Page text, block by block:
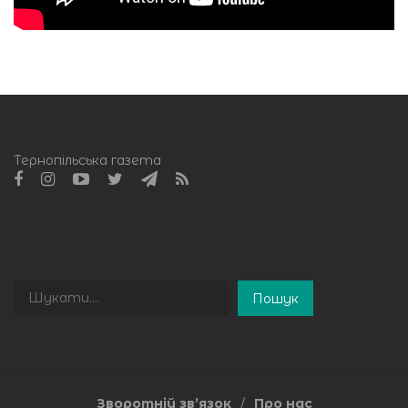
Тернопільська газета
Пошук
Пошук
Зворотній зв’язок Про нас